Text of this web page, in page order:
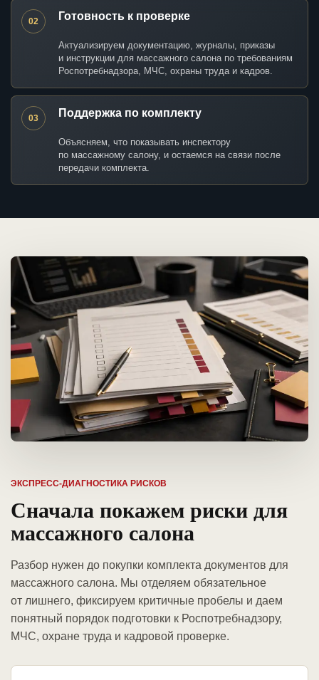
02 Готовность к проверке
Актуализируем документацию, журналы, приказы
и инструкции для массажного салона по требованиям
Роспотребнадзора, МЧС, охраны труда и кадров.
03 Поддержка по комплекту
Объясняем, что показывать инспектору
по массажному салону, и остаемся на связи после
передачи комплекта.
ЭКСПРЕСС-ДИАГНОСТИКА РИСКОВ
Сначала покажем риски для
массажного салона
Разбор нужен до покупки комплекта документов для
массажного салона. Мы отделяем обязательное
от лишнего, фиксируем критичные пробелы и даем
понятный порядок подготовки к Роспотребнадзору,
МЧС, охране труда и кадровой проверке.